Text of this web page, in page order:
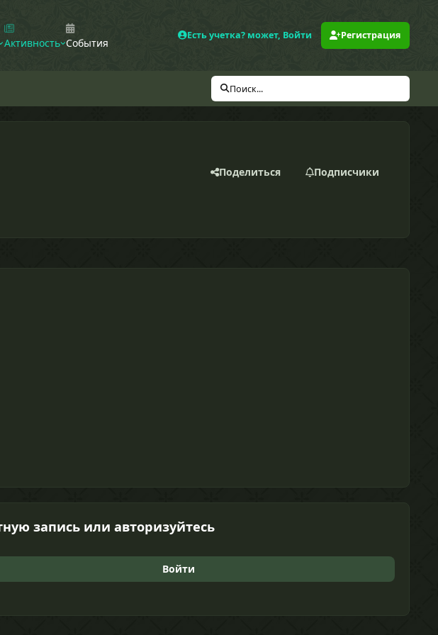
Активность События
Есть учетка? может, Войти Регистрация
Поиск...
Поделиться Подписчики
запись или авторизуйтесь
Войти